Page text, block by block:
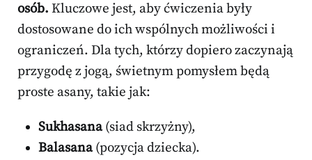
osób. Kluczowe jest, aby ćwiczenia były
dostosowane do ich wspólnych możliwości i
ograniczeń. Dla tych, którzy dopiero zaczynają
przygodę z jogą, świetnym pomysłem będą
proste asany, takie jak:
Sukhasana(siad skrzyżny),
Balasana(pozycja dziecka).